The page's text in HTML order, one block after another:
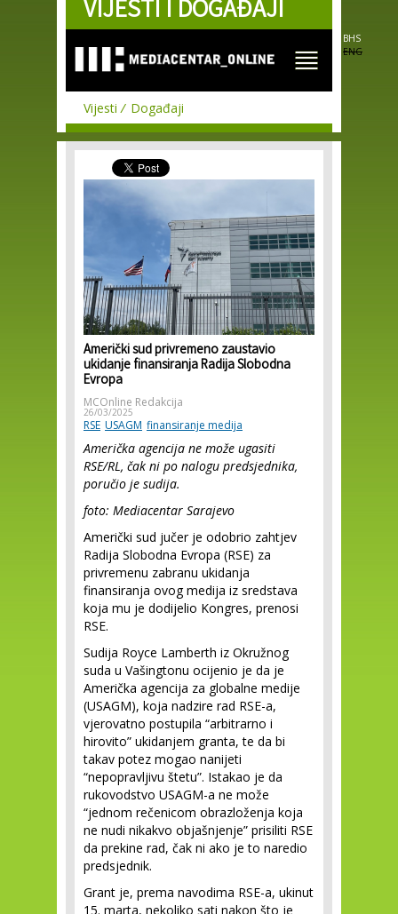
Skip to
main
VIJESTI I DOGAĐAJI
BHS
ENG
Vijesti Događaji
Američki sud privremeno zaustavio
ukidanje finansiranja Radija Slobodna
Evropa
MCOnline Redakcija
26/03/2025
RSE USAGM finansiranje medija
Američka agencija ne može ugasiti
RSE/RL, čak ni po nalogu predsjednika,
poručio je sudija.
foto: Mediacentar Sarajevo
Američki sud jučer je odobrio zahtjev
Radija Slobodna Evropa (RSE) za
privremenu zabranu ukidanja
finansiranja ovog medija iz sredstava
koja mu je dodijelio Kongres, prenosi
RSE.
Sudija Royce Lamberth iz Okružnog
suda u Vašingtonu ocijenio je da je
Američka agencija za globalne medije
(USAGM), koja nadzire rad RSE-a,
vjerovatno postupila “arbitrarno i
hirovito” ukidanjem granta, te da bi
takav potez mogao nanijeti
“nepopravljivu štetu”. Istakao je da
rukovodstvo USAGM-a ne može
“jednom rečenicom obrazloženja koja
ne nudi nikakvo objašnjenje” prisiliti RSE
da prekine rad, čak ni ako je to naredio
predsjednik.
Grant je, prema navodima RSE-a, ukinut
15. marta, nekoliko sati nakon što je